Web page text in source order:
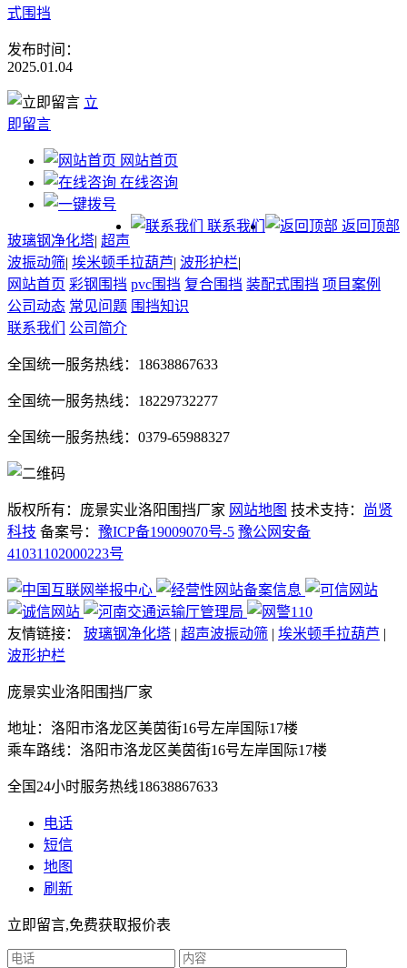
式围挡
发布时间：
2025.01.04
立
即留言
网站首页
在线咨询
返回顶部
联系我们
玻璃钢净化塔| 超声
波振动筛| 埃米顿手拉葫芦| 波形护栏|
网站首页 彩钢围挡 pvc围挡 复合围挡 装配式围挡 项目案例
公司动态 常见问题 围挡知识
联系我们
公司简介
全国统一服务热线：18638867633
全国统一服务热线：18229732277
全国统一服务热线：0379-65988327
版权所有：庞景实业洛阳围挡厂家 网站地图 技术支持：
尚贤
科技 备案号： 豫ICP备19009070号-5 豫公网安备
41031102000223号
友情链接： 玻璃钢净化塔 | 超声波振动筛 | 埃米顿手拉葫芦 |
波形护栏
庞景实业洛阳围挡厂家
地址：洛阳市洛龙区美茵街16号左岸国际17楼
乘车路线：洛阳市洛龙区美茵街16号左岸国际17楼
全国24小时服务热线18638867633
电话
短信
地图
刷新
立即留言,免费获取报价表